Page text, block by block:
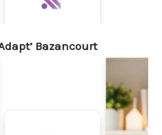
Bazancourt